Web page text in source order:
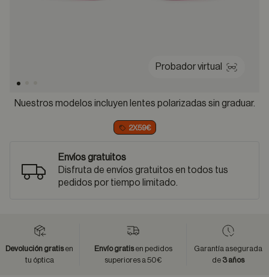
Probador virtual
Nuestros modelos incluyen lentes polarizadas sin graduar.
2X59€
Envíos gratuitos
Disfruta de envíos gratuitos en todos tus
pedidos por tiempo limitado.
Devolución gratisen
tu óptica
Envío gratisen pedidos
superiores a 50€
Garantía asegurada
de 3 años